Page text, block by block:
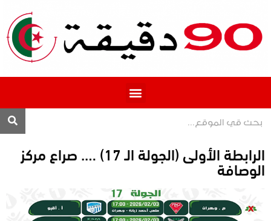
الرابطة الأولى (الجولة الـ 17) …. صراع مركز
الوصافة